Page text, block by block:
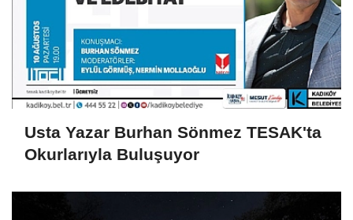
Usta Yazar Burhan Sönmez TESAK'ta
Okurlarıyla Buluşuyor